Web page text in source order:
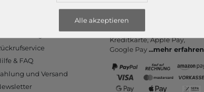
Informationen
& FAQ
und Versand
Zahlungsarten
PayPal, Kauf auf Rechnung,
Amazon Pay, Vor­kasse,
Kredit­karte, Apple Pay,
Google Pay...mehr erfahren
Alle akzeptieren